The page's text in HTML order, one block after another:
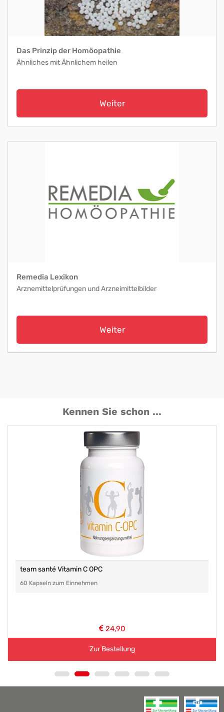
Das Prinzip der Homöopathie
Ähnliches mit Ähnlichem heilen
Weiter
Remedia Lexikon
Arznemittelprüfungen und Arzneimittelbilder
Weiter
Kennen Sie schon ...
team santé Vitamin C OPC
60 Kapseln zum Einnehmen
24,90
Zur Bestellung